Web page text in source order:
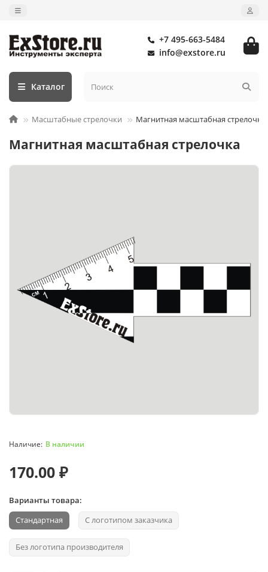
+7 495-663-5484
info@exstore.ru
Каталог
Масштабные стрелочки Магнитная масштабная стрелочка
Магнитная масштабная стрелочка
В наличии
170.00 ₽
Варианты товара:
Стандартная С логотипом заказчика
Без логотипа производителя